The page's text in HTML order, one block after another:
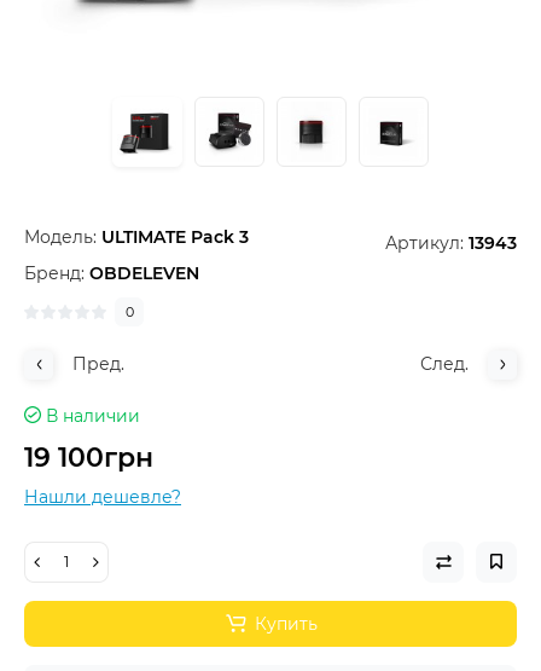
Модель: ULTIMATE Pack 3 Артикул: 13943
Бренд: OBDELEVEN
0
Пред. След.
В наличии
19 100грн
Нашли дешевле?
Купить